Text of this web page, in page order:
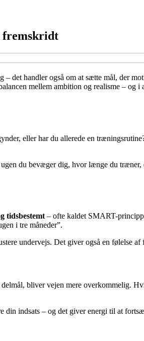
fremskridt
det handler også om at sætte mål, der
mellem ambition og realisme – og
eller har du allerede en
ugen du bevæger dig, hvor længe du
tidsbestemt– ofte kaldet SMART-
i tre måneder”.
undervejs. Det giver også en følelse
bliver vejen mere overkommelig.
indsats – og det giver energi til at